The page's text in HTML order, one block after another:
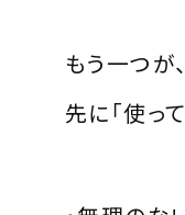
もう一つが、
先に「使っ